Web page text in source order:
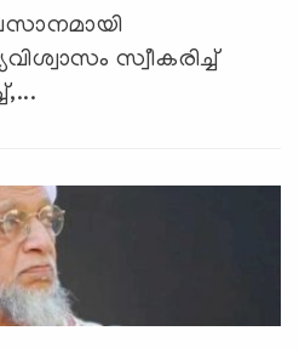
സ്വീകരിച്ച്